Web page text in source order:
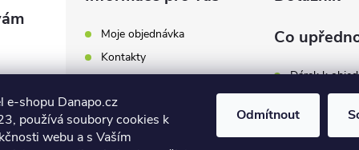
e-shopu Danapo.cz
používá soubory cookies k
webu a s Vaším
Odmítnout
Moje objednávka
Kontakty
Hodnocení obchodu
Obchodní podmínky
Co
Dárek k
Zákaznický
Dopravu